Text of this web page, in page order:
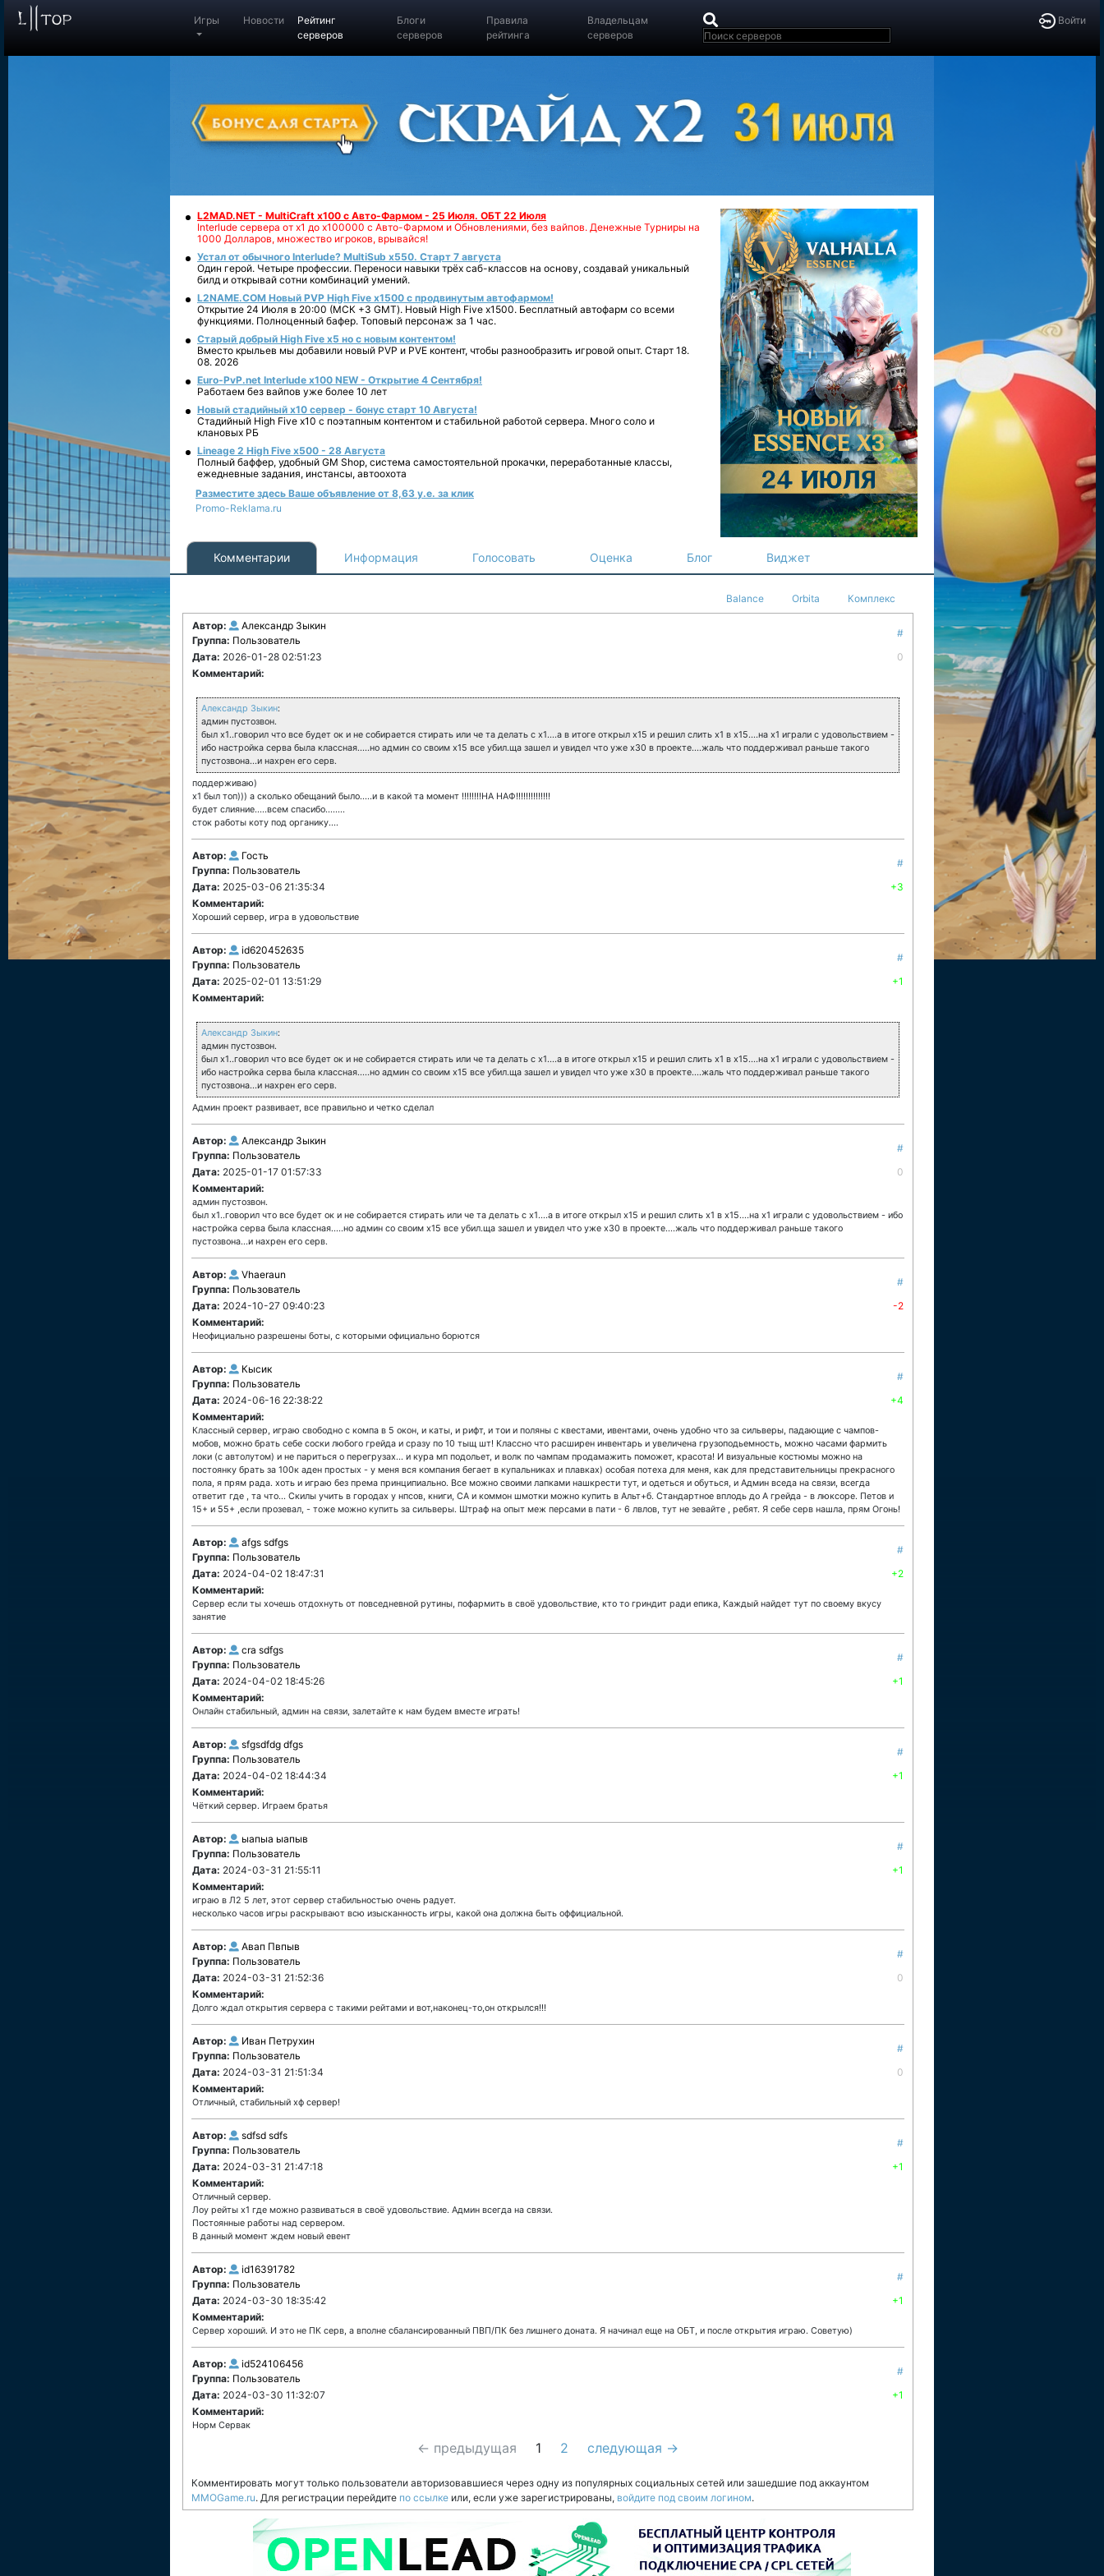
Войти
Игры Новости
Рейтинг
серверов
Блоги
серверов
Правила
рейтинга
Владельцам
серверов
L2MAD.NET - MultiCraft x100 с Авто-Фармом - 25 Июля. ОБТ 22 Июля
Interlude сервера от х1 до х100000 с Авто-Фармом и Обновлениями, без вайпов. Денежные Турниры на
1000 Долларов, множество игроков, врывайся!
Устал от обычного Interlude? MultiSub x550. Старт 7 августа
Один герой. Четыре профессии. Переноси навыки трёх саб-классов на основу, создавай уникальный
билд и открывай сотни комбинаций умений.
L2NAME.COM Новый PVP High Five x1500 с продвинутым автофармом!
Открытие 24 Июля в 20:00 (МСК +3 GMT). Новый High Five x1500. Бесплатный автофарм со всеми
функциями. Полноценный бафер. Топовый персонаж за 1 час.
Старый добрый High Five x5 но с новым контентом!
Вместо крыльев мы добавили новый PVP и PVE контент, чтобы разнообразить игровой опыт. Старт 18.
08. 2026
Euro-PvP.net Interlude х100 NEW - Открытие 4 Сентября!
Работаем без вайпов уже более 10 лет
Новый стадийный х10 сервер - бонус старт 10 Августа!
Стадийный High Five x10 с поэтапным контентом и стабильной работой сервера. Много соло и
клановых РБ
Lineage 2 High Five x500 - 28 Августа
Полный баффер, удобный GM Shop, система самостоятельной прокачки, переработанные классы,
ежедневные задания, инстансы, автоохота
Разместите здесь Ваше объявление от 8,63 у.е. за клик
Promo-Reklama.ru
Комментарии Информация Голосовать Оценка Блог Виджет
Balance Orbita Комплекс
Автор:
Александр Зыкин
Группа: Пользователь
#
Дата: 2026-01-28 02:51:23
0
Комментарий:
Александр Зыкин:
админ пустозвон.
был х1..говорил что все будет ок и не собирается стирать или че та делать с х1....а в итоге открыл х15 и решил слить х1 в х15....на х1 играли с удовольствием -
ибо настройка серва была классная.....но админ со своим х15 все убил.ща зашел и увидел что уже х30 в проекте....жаль что поддерживал раньше такого
пустозвона...и нахрен его серв.
поддерживаю)
х1 был топ))) а сколько обещаний было.....и в какой та момент !!!!!!!!НА НАФ!!!!!!!!!!!!!!
будет слияние.....всем спасибо........
сток работы коту под органику....
Автор:
Гость
Группа: Пользователь
#
Дата: 2025-03-06 21:35:34
+3
Комментарий:
Хороший сервер, игра в удовольствие
Автор:
id620452635
Группа: Пользователь
#
Дата: 2025-02-01 13:51:29
+1
Комментарий:
Александр Зыкин:
админ пустозвон.
был х1..говорил что все будет ок и не собирается стирать или че та делать с х1....а в итоге открыл х15 и решил слить х1 в х15....на х1 играли с удовольствием -
ибо настройка серва была классная.....но админ со своим х15 все убил.ща зашел и увидел что уже х30 в проекте....жаль что поддерживал раньше такого
пустозвона...и нахрен его серв.
Админ проект развивает, все правильно и четко сделал
Автор:
Александр Зыкин
Группа: Пользователь
#
Дата: 2025-01-17 01:57:33
0
Комментарий:
админ пустозвон.
был х1..говорил что все будет ок и не собирается стирать или че та делать с х1....а в итоге открыл х15 и решил слить х1 в х15....на х1 играли с удовольствием - ибо
настройка серва была классная.....но админ со своим х15 все убил.ща зашел и увидел что уже х30 в проекте....жаль что поддерживал раньше такого
пустозвона...и нахрен его серв.
Автор:
Vhaeraun
Группа: Пользователь
#
Дата: 2024-10-27 09:40:23
-2
Комментарий:
Неофициально разрешены боты, с которыми официально борются
Автор:
Кысик
Группа: Пользователь
#
Дата: 2024-06-16 22:38:22
+4
Комментарий:
Классный сервер, играю свободно с компа в 5 окон, и каты, и рифт, и тои и поляны с квестами, ивентами, очень удобно что за сильверы, падающие с чампов-
мобов, можно брать себе соски любого грейда и сразу по 10 тыщ шт! Классно что расширен инвентарь и увеличена грузоподьемность, можно часами фармить
локи (с автолутом) и не париться о перегрузах... и кура мп подольет, и волк по чампам продамажить поможет, красота! И визуальные костюмы можно на
постоянку брать за 100к аден простых - у меня вся компания бегает в купальниках и плавках) особая потеха для меня, как для представительницы прекрасного
пола, я прям рада. хоть и играю без према принципиально. Все можно своими лапками нашкрести тут, и одеться и обуться, и Админ вседа на связи, всегда
ответит где , та что... Скилы учить в городах у нпсов, книги, СА и коммон шмотки можно купить в Альт+б. Стандартное вплодь до А грейда - в люксоре. Петов и
15+ и 55+ ,если прозевал, - тоже можно купить за сильверы. Штраф на опыт меж персами в пати - 6 лвлов, тут не зевайте , ребят. Я себе серв нашла, прям Огонь!
Автор:
afgs sdfgs
Группа: Пользователь
#
Дата: 2024-04-02 18:47:31
+2
Комментарий:
Сервер если ты хочешь отдохнуть от повседневной рутины, пофармить в своё удовольствие, кто то гриндит ради епика, Каждый найдет тут по своему вкусу
занятие
Автор:
cra sdfgs
Группа: Пользователь
#
Дата: 2024-04-02 18:45:26
+1
Комментарий:
Онлайн стабильный, админ на связи, залетайте к нам будем вместе играть!
Автор:
sfgsdfdg dfgs
Группа: Пользователь
#
Дата: 2024-04-02 18:44:34
+1
Комментарий:
Чёткий сервер. Играем братья
Автор:
ыапыа ыапыв
Группа: Пользователь
#
Дата: 2024-03-31 21:55:11
+1
Комментарий:
играю в Л2 5 лет, этот сервер стабильностью очень радует.
несколько часов игры раскрывают всю изысканность игры, какой она должна быть оффициальной.
Автор:
Авап Пвпыв
Группа: Пользователь
#
Дата: 2024-03-31 21:52:36
0
Комментарий:
Долго ждал открытия сервера с такими рейтами и вот,наконец-то,он открылся!!!
Автор:
Иван Петрухин
Группа: Пользователь
#
Дата: 2024-03-31 21:51:34
0
Комментарий:
Отличный, стабильный хф сервер!
Автор:
sdfsd sdfs
Группа: Пользователь
#
Дата: 2024-03-31 21:47:18
+1
Комментарий:
Отличный сервер.
Лоу рейты х1 где можно развиваться в своё удовольствие. Админ всегда на связи.
Постоянные работы над сервером.
В данный момент ждем новый евент
Автор:
id16391782
Группа: Пользователь
#
Дата: 2024-03-30 18:35:42
+1
Комментарий:
Сервер хороший. И это не ПК серв, а вполне сбалансированный ПВП/ПК без лишнего доната. Я начинал еще на ОБТ, и после открытия играю. Советую)
Автор:
id524106456
Группа: Пользователь
#
Дата: 2024-03-30 11:32:07
+1
Комментарий:
Норм Сервак
← предыдущая 1 2 следующая →
Комментировать могут только пользователи авторизовавшиеся через одну из популярных социальных сетей или зашедшие под аккаунтом
MMOGame.ru. Для регистрации перейдите по ссылке или, если уже зарегистрированы, войдите под своим логином.